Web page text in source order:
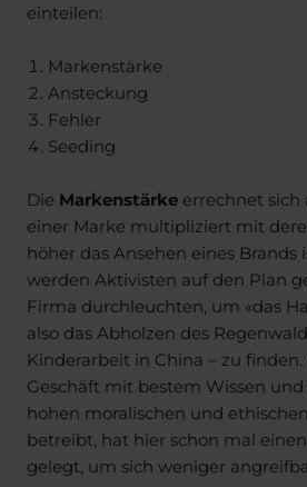
einteilen:
Markenstärke
Ansteckung
Fehler
Seeding
Die Markenstärke errechnet sich
einer Marke multipliziert mit
höher das Ansehen eines Brands
werden Aktivisten auf den Plan
Firma durchleuchten, um «das
also das Abholzen des
Kinderarbeit in China – zu finden.
Geschäft mit bestem Wissen und
hohen moralischen und
betreibt, hat hier schon mal
gelegt, um sich weniger